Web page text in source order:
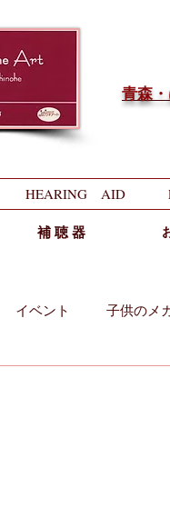
青森
HEARING AID
補 聴 器
イベント 子供のメ